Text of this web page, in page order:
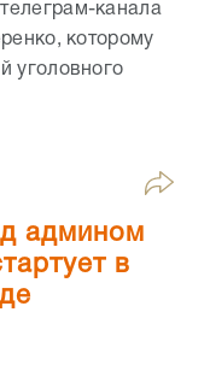
канала
которому
уголовного
админом
в